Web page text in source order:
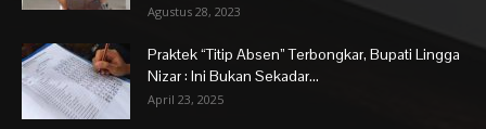
Agustus 28, 2023
Praktek “Titip Absen” Terbongkar, Bupati Lingga
Nizar : Ini Bukan Sekadar...
April 23, 2025